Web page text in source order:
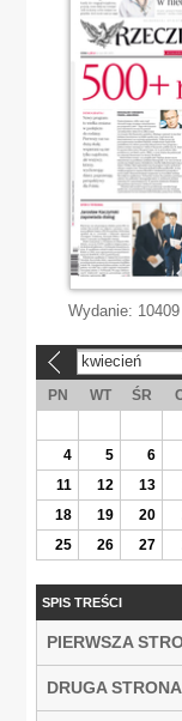
Wydanie: 10409
kwiecień
PN WT ŚR
4
5 6
11
12 13
18
19 20
25
26 27
SPIS TREŚCI
PIERWSZA
DRUGA STRONA